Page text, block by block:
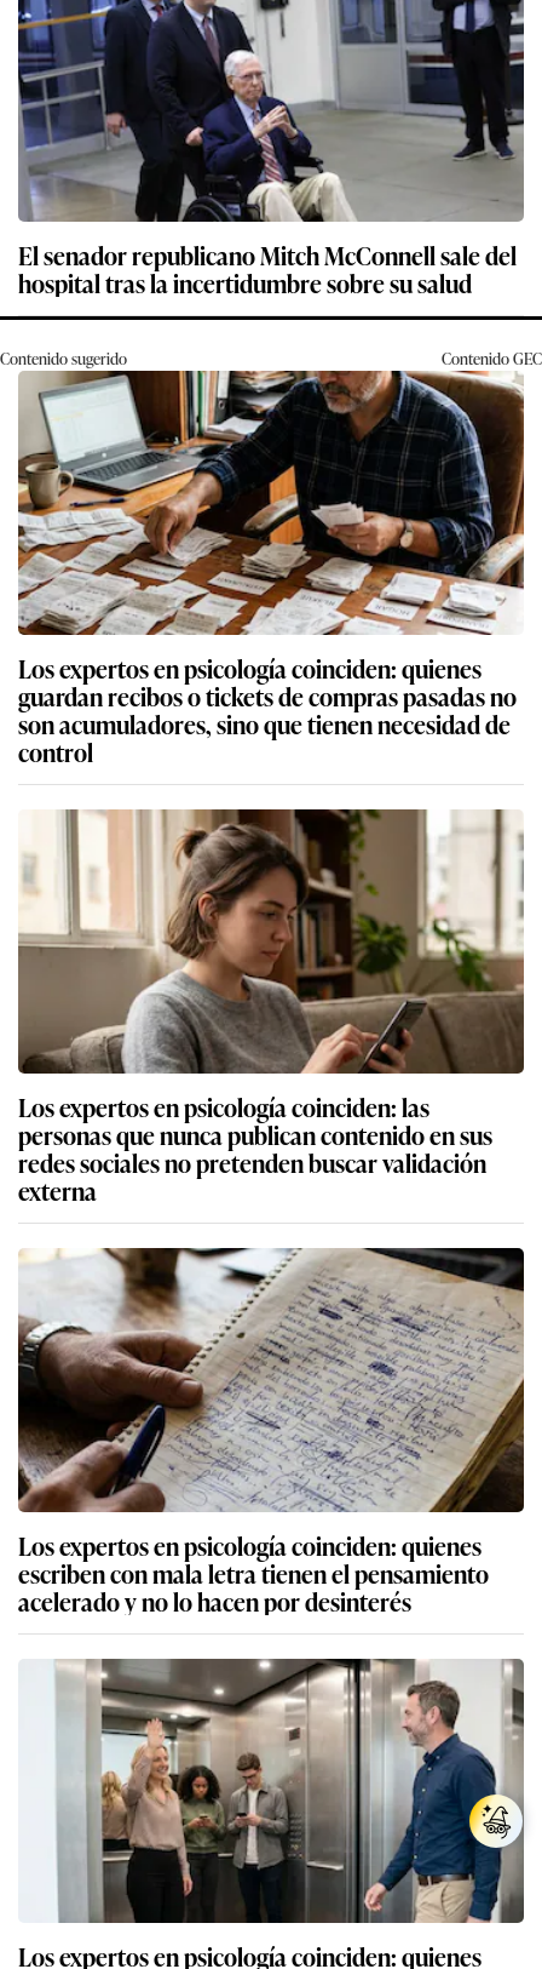
El senador republicano Mitch McConnell sale del
hospital tras la incertidumbre sobre su salud
Contenido sugerido ContenidoGEC
Los expertos en psicología coinciden: quienes
guardan recibos o tickets de compras pasadas no
son acumuladores, sino que tienen necesidad de
control
Los expertos en psicología coinciden: las
personas que nunca publican contenido en sus
redes sociales no pretenden buscar validación
externa
Los expertos en psicología coinciden: quienes
escriben con mala letra tienen el pensamiento
acelerado y no lo hacen por desinterés
Los expertos en psicología coinciden: quienes